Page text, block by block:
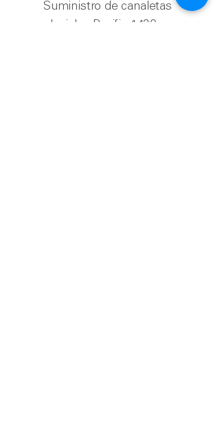
Suministro de canaletas
pluviales Pacific 1420